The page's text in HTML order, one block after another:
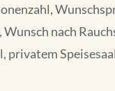
Wunsch nach
privatem